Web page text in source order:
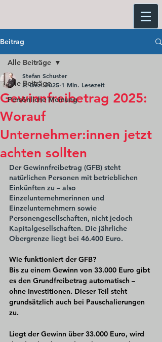
Beitrag
Alle Beiträge
Persönliche Meinung
Alle Beiträge
Gewinnfreibetrag 2025:
Worauf
Unternehmer:innen jetzt
achten sollten
Stefan Schuster
2. Dez. 2025 1 Min. Lesezeit
Der Gewinnfreibetrag (GFB) steht
natürlichen Personen mit betrieblichen
Einkünften zu – also
Einzelunternehmerinnen und
Einzelunternehmern sowie
Personengesellschaften, nicht jedoch
Kapitalgesellschaften. Die jährliche
Obergrenze liegt bei 46.400 Euro.
Wie funktioniert der GFB?
Bis zu einem Gewinn von 33.000 Euro gibt
es den Grundfreibetrag automatisch –
ohne Investitionen. Dieser Teil steht
grundsätzlich auch bei Pauschalierungen
zu.
Liegt der Gewinn über 33.000 Euro, wird